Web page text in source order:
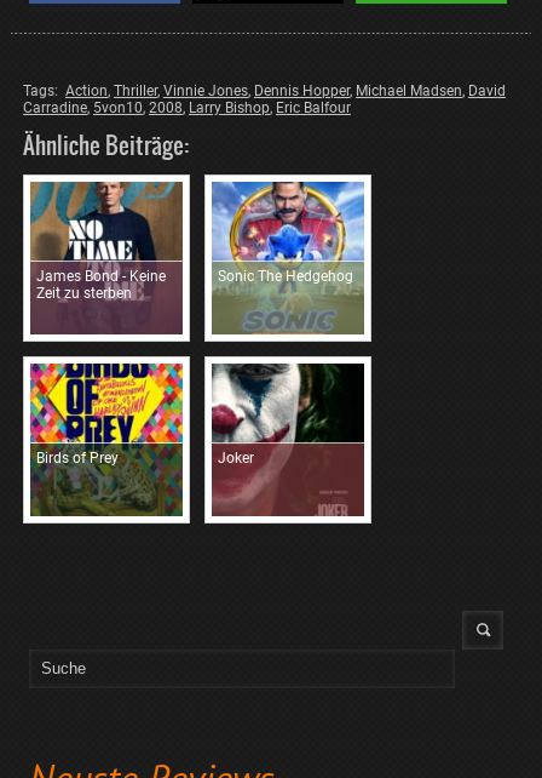
Tags: Action, Thriller, Vinnie Jones, Dennis Hopper, Michael Madsen, David
Carradine, 5von10, 2008, Larry Bishop, Eric Balfour
Ähnliche Beiträge:
James Bond - Keine
Zeit zu sterben
Sonic The Hedgehog
Birds of Prey Joker